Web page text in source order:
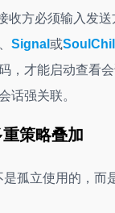
收方必须输入发
Signal 或SoulChill
，才能启动查看
话强关联。
策略叠加
孤立使用的，而